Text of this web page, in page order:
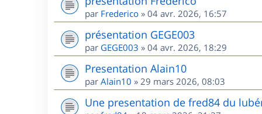
par Frederico » 04 avr. 2026, 16:57
présentation GEGE003
par GEGE003 » 04 avr. 2026, 18:29
Presentation Alain10
par Alain10 » 29 mars 2026, 08:03
Une presentation de fred84 du